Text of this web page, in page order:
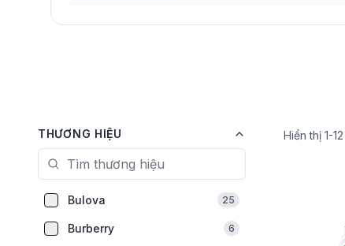
THƯƠNG HIỆU
Bulova 25
Burberry 6
Hiển thị 1-12